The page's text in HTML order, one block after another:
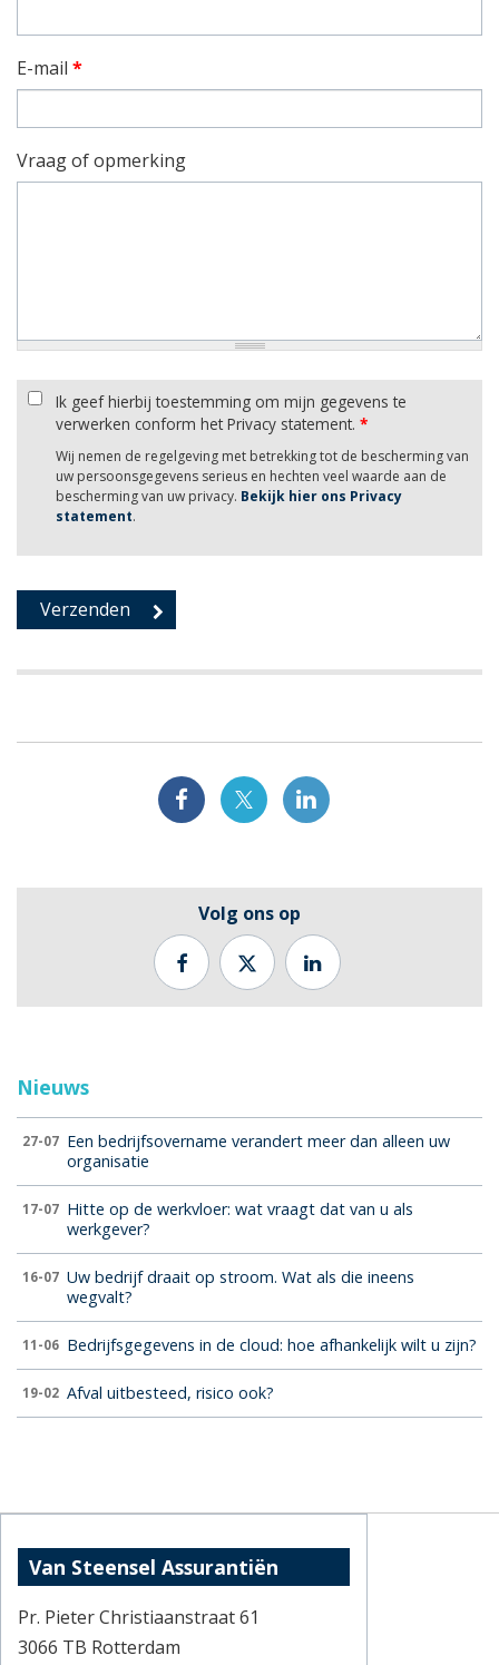
E-mail *
Vraag of opmerking
Ik geef hierbij toestemming om mijn gegevens te
verwerken conform het Privacy statement. *
Wij nemen de regelgeving met betrekking tot de bescherming van
uw persoonsgegevens serieus en hechten veel waarde aan de
bescherming van uw privacy. Bekijk hier ons Privacy
statement.
Volg ons op
Nieuws
27-07 Een bedrijfsovername verandert meer dan alleen uw
organisatie
17-07 Hitte op de werkvloer: wat vraagt dat van u als
werkgever?
16-07 Uw bedrijf draait op stroom. Wat als die ineens
wegvalt?
11-06 Bedrijfsgegevens in de cloud: hoe afhankelijk wilt u zijn?
19-02 Afval uitbesteed, risico ook?
Van Steensel Assurantiën
Pr. Pieter Christiaanstraat 61
3066 TB Rotterdam